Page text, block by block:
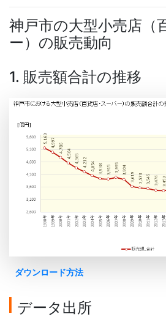
神戸市の大型小売店（
ー）の販売動向
1. 販売額合計の推移
ダウンロード方法
データ出所